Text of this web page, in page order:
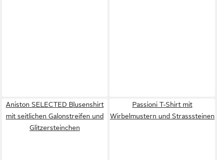
Aniston SELECTED Blusenshirt
mit seitlichen Galonstreifen und
Glitzersteinchen
Passioni T-Shirt mit
Wirbelmustern und Strasssteinen